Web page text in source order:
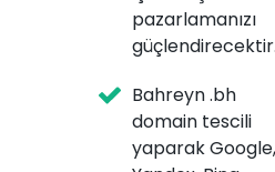
pazarlamanızı
Bahreyn .bh
domain tescili
yaparak Google,